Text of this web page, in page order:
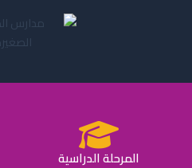
المرحلة الدراسية